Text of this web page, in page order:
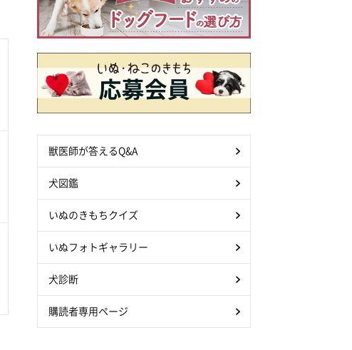
獣医師が答えるQ&A
犬図鑑
いぬのきもちクイズ
いぬフォトギャラリー
犬診断
購読者専用ページ